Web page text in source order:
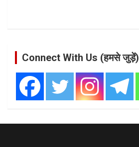
Connect With Us (हमसे जुड़ें)